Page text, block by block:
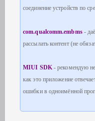
соединение устройств по
com.qualcomm.embms -
рассылать контент (не
MIUI SDK - рекомендую
как это приложение
ошибки в одноимённой